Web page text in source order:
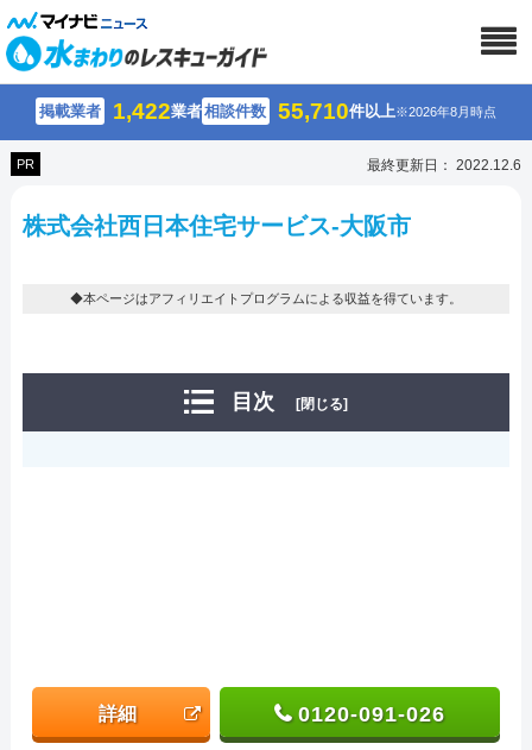
掲載業者 1,422業者相談件数 55,710件以上※2026年8月時点
PR 最終更新日： 2022.12.6
株式会社西日本住宅サービス-大阪市
◆本ページはアフィリエイトプログラムによる収益を得ています。
目次 [閉じる]
詳細 0120-091-026